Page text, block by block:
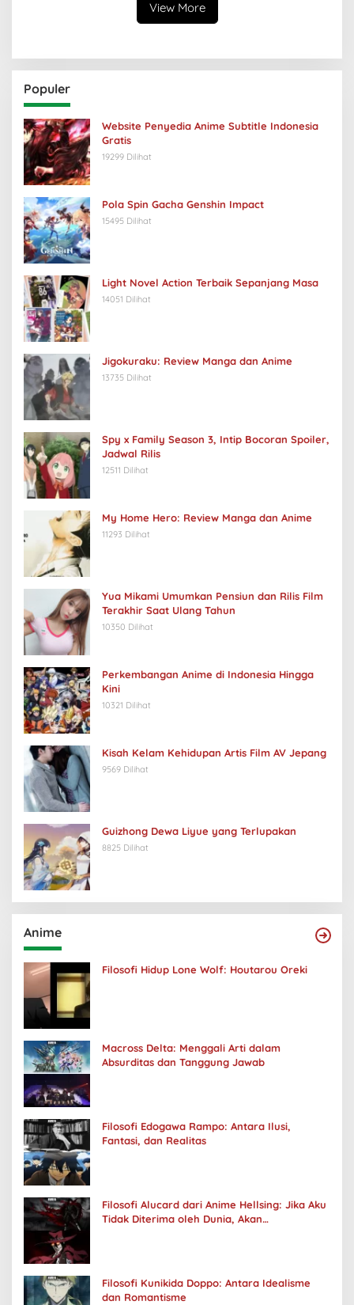
View More
Populer
Website Penyedia Anime Subtitle Indonesia
Gratis
19299 Dilihat
Pola Spin Gacha Genshin Impact
15495 Dilihat
Light Novel Action Terbaik Sepanjang Masa
14051 Dilihat
Jigokuraku: Review Manga dan Anime
13735 Dilihat
Spy x Family Season 3, Intip Bocoran Spoiler,
Jadwal Rilis
12511 Dilihat
My Home Hero: Review Manga dan Anime
11293 Dilihat
Yua Mikami Umumkan Pensiun dan Rilis Film
Terakhir Saat Ulang Tahun
10350 Dilihat
Perkembangan Anime di Indonesia Hingga
Kini
10321 Dilihat
Kisah Kelam Kehidupan Artis Film AV Jepang
9569 Dilihat
Guizhong Dewa Liyue yang Terlupakan
8825 Dilihat
Anime
Filosofi Hidup Lone Wolf: Houtarou Oreki
Macross Delta: Menggali Arti dalam
Absurditas dan Tanggung Jawab
Filosofi Edogawa Rampo: Antara Ilusi,
Fantasi, dan Realitas
Filosofi Alucard dari Anime Hellsing: Jika Aku
Tidak Diterima oleh Dunia, Akan
Filosofi Kunikida Doppo: Antara Idealisme
dan Romantisme